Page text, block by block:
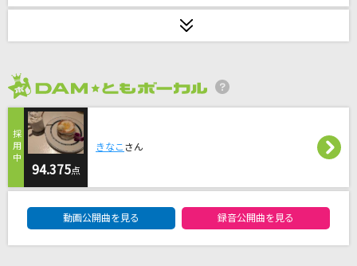
Mrs. GREEN APPLE
チームしゃちほこ
ひと夏の長さより…
乃木坂46
[生音]瞬間センチメンタル
SCANDAL
ももいろの鍵
94.375点
きなこ さん
動画公開曲を見る 録音公開曲を見る